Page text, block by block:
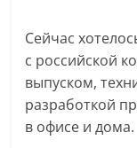
Сейчас
с российской
выпуском,
разработкой
в офисе и дома.